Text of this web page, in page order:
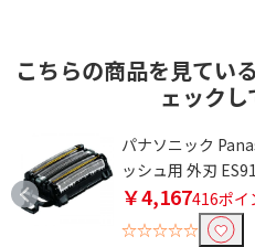
こちらの商品を見てい
ェック
パナソニック
ッシュ用 外刃
￥4,167416ポイ
☆☆☆☆☆